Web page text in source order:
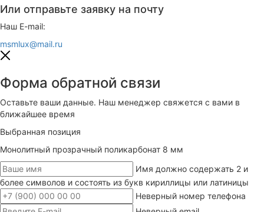
Или отправьте заявку на почту
Наш E-mail:
msmlux@mail.ru
Форма обратной связи
Оставьте ваши данные. Наш менеджер свяжется с вами в
ближайшее время
Выбранная позиция
Монолитный прозрачный поликарбонат 8 мм
Имя должно содержать 2 и
более символов и состоять из букв кириллицы или латиницы
Неверный номер телефона